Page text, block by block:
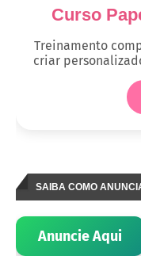
Curso
Treinamento
criar
SAIBA COMO
Anuncie Aqui